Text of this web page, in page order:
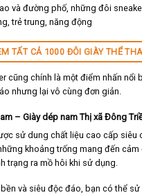
và đường phố, những đôi
trẻ trung, năng động
TẤT CẢ 1000 ĐÔI GIÀY THỂ
cũng chính là một điểm nhấn nổi
nhưng lại vô cùng đơn giản.
– Giày dép nam Thị xã Đông
sử dung chất liệu cao cấp siêu
khoảng trống mang đến
trạng ra mồ hôi khi sử dụng.
và siêu độc đáo, bạn có thể